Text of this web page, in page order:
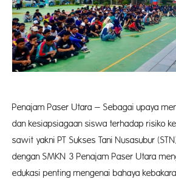
Penajam Paser Utara – Sebagai upaya
dan kesiapsiagaan siswa terhadap risiko
sawit yakni PT Sukses Tani Nusasubur
dengan SMKN 3 Penajam Paser Utara
edukasi penting mengenai bahaya